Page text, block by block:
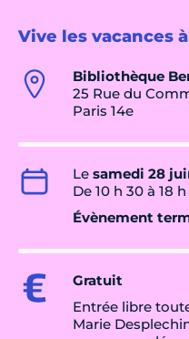
Vive les vacances
Bibliothèque
25 Rue du
Paris 14e
Le samedi 28
De 10 h 30 à 18 h
Évènement
Gratuit
Entrée libre
Marie